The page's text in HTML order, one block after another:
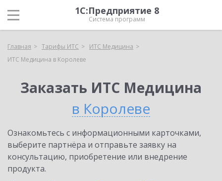
1С:Предприятие 8
Система программ
Главная Тарифы ИТС
ИТС Медицина
ИТС Медицина в Королеве
Заказать ИТС Медицина
в Королеве
Ознакомьтесь с информационными карточками,
выберите партнёра и отправьте заявку на
консультацию, приобретение или внедрение
продукта.